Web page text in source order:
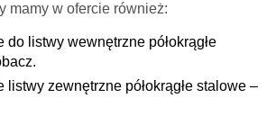
mamy w ofercie również:
do listwy wewnętrzne półokrągłe
listwy zewnętrzne półokrągłe stalowe –